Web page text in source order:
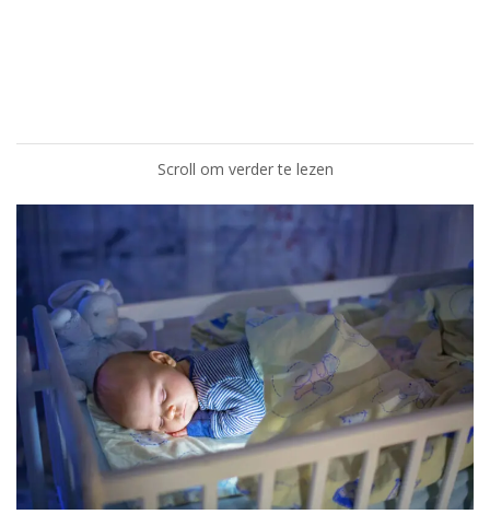
Scroll om verder te lezen